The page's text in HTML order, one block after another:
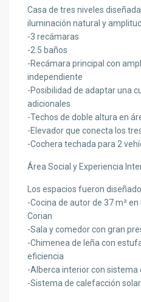
Casa de tres niveles
iluminación natural y
-3 recámaras
-2.5 baños
-Recámara principal con
independiente
-Posibilidad de adaptar una
adicionales
-Techos de doble altura en
-Elevador que conecta los
-Cochera techada para 2
Área Social y Experiencia
Los espacios fueron
-Cocina de autor de 37 m²
Corian
-Sala y comedor con gran
-Chimenea de leña con
eficiencia
-Alberca interior con
-Sistema de calefacción